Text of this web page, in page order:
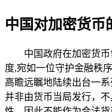
中国对加密货币
中国政府在加密货
度,宛如一位守护金融秩
高瞻远瞩地陆续出台一
并非由货币当局发行，